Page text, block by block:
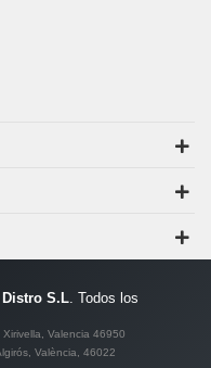
Distro S.L. Todos los
Valencia 46950
València, 46022